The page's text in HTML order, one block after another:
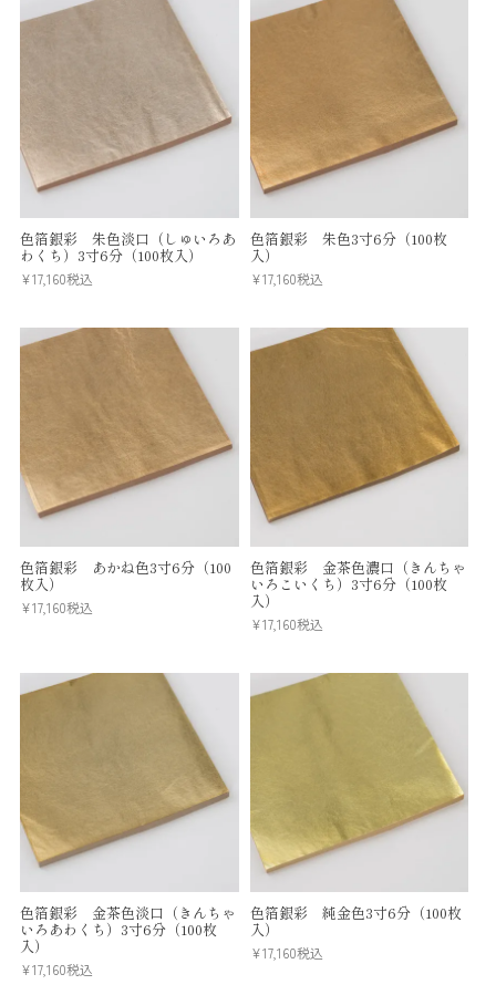
色箔銀彩 朱色淡口（しゅいろあ
わくち）3寸6分（100枚入）
¥17,160税込
色箔銀彩 朱色3寸6分（100枚
入）
¥17,160税込
色箔銀彩 あかね色3寸6分（100
枚入）
¥17,160税込
色箔銀彩 金茶色濃口（きんちゃ
いろこいくち）3寸6分（100枚
入）
¥17,160税込
色箔銀彩 金茶色淡口（きんちゃ
いろあわくち）3寸6分（100枚
入）
¥17,160税込
色箔銀彩 純金色3寸6分（100枚
入）
¥17,160税込